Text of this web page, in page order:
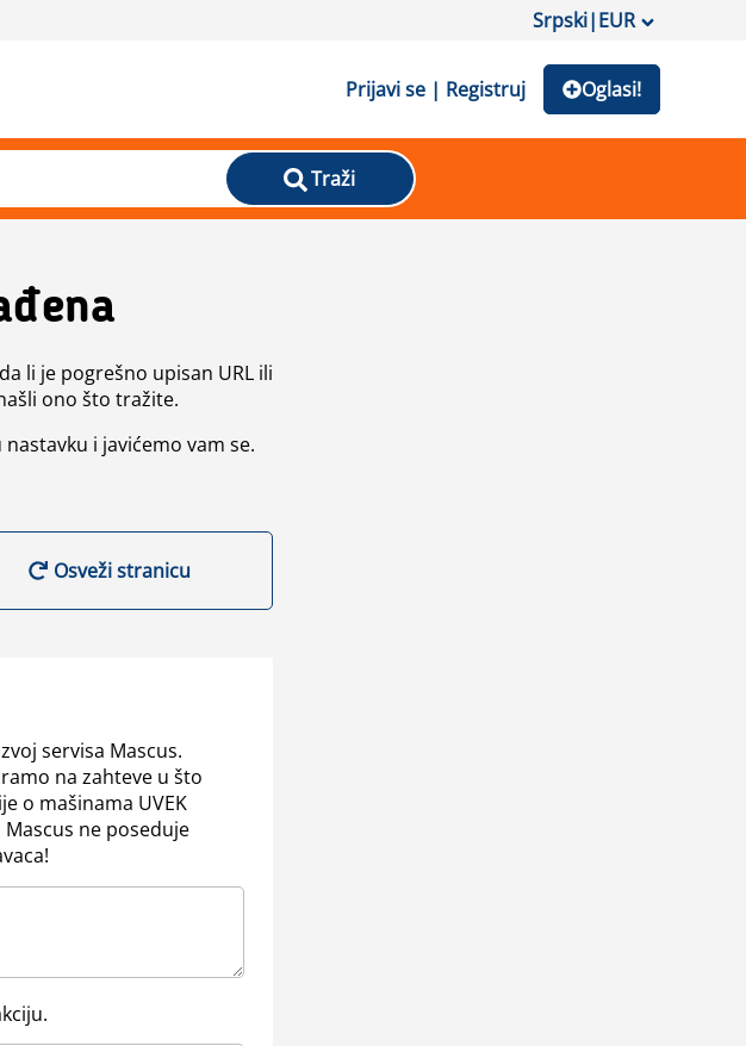
Srpski|EUR
Prijavi se | Registruj Oglasi!
Traži
li je pogrešno upisan URL ili
ono što tražite.
i javićemo vam se.
Osveži stranicu
servisa Mascus.
na zahteve u što
o mašinama UVEK
Mascus ne poseduje